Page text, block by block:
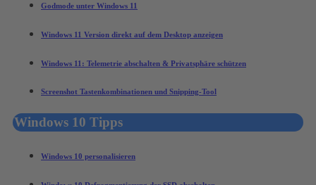
Godmode unter Windows 11
Windows 11 Version direkt auf dem Desktop anzeigen
Windows 11: Telemetrie abschalten & Privatsphäre schützen
Screenshot Tastenkombinationen und Snipping-Tool
Windows 10 Tipps
Windows 10 personalisieren